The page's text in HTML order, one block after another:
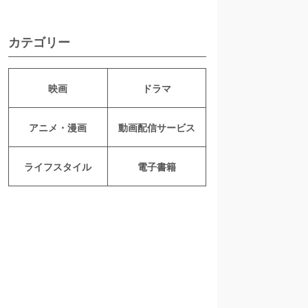
カテゴリー
映画 ドラマ
アニメ・漫画 動画配信サービス
ライフスタイル 電子書籍